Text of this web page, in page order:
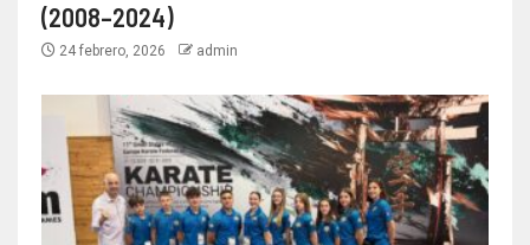
(2008–2024)
24 febrero, 2026 admin